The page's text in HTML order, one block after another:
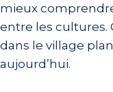
mieux
entre les cultures.
dans le village
aujourd’hui.